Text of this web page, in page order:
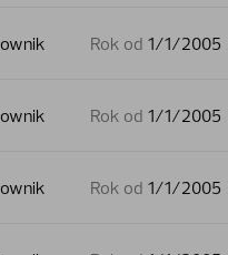
Rok od 1/1/2005
Rok od 1/1/2005
Rok od 1/1/2005